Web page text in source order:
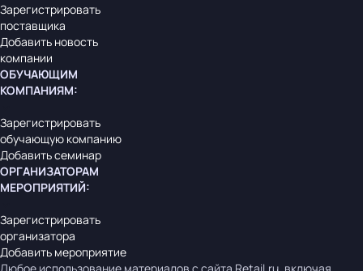
Зарегистрировать
поставщика
Добавить новость
компании
ОБУЧАЮЩИМ
КОМПАНИЯМ:
Зарегистрировать
обучающую компанию
Добавить семинар
ОРГАНИЗАТОРАМ
МЕРОПРИЯТИЙ:
Зарегистрировать
организатора
Добавить мероприятие